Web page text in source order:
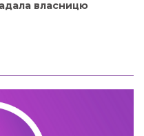
власницю